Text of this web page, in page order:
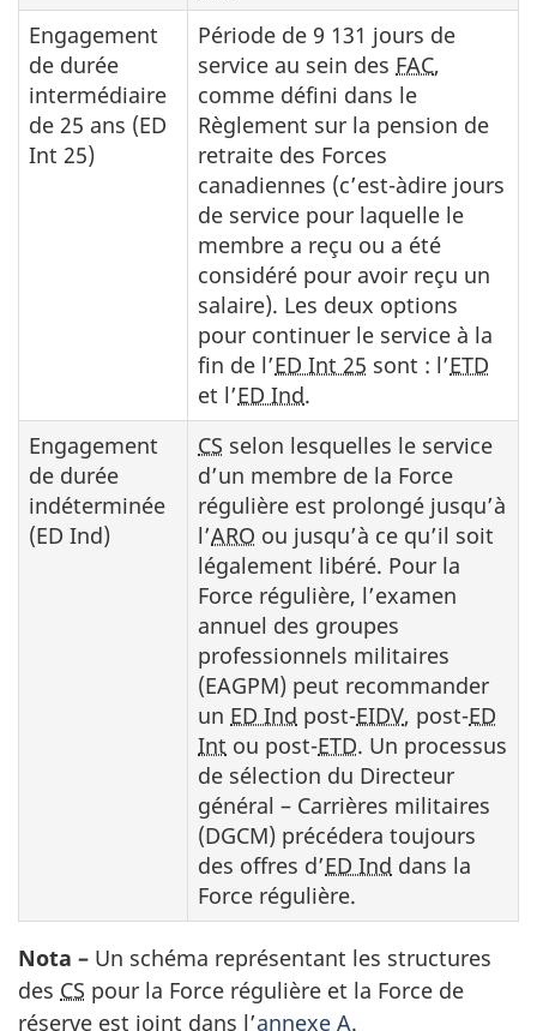
Engagement
de durée
intermédiaire
de 25 ans (ED
Int 25)
Période de 9 131 jours de
service au sein des FAC,
comme défini dans le
Règlement sur la pension de
retraite des Forces
canadiennes (c’est-àdire jours
de service pour laquelle le
membre a reçu ou a été
considéré pour avoir reçu un
salaire). Les deux options
pour continuer le service à la
fin de l’ED Int 25 sont : l’ETD
et l’ED Ind.
Engagement
de durée
indéterminée
(ED Ind)
CS selon lesquelles le service
d’un membre de la Force
régulière est prolongé jusqu’à
l’ARO ou jusqu’à ce qu’il soit
légalement libéré. Pour la
Force régulière, l’examen
annuel des groupes
professionnels militaires
(EAGPM) peut recommander
un ED Ind post-EIDV, post-ED
Int ou post-ETD. Un processus
de sélection du Directeur
général – Carrières militaires
(DGCM) précédera toujours
des offres d’ED Ind dans la
Force régulière.
Nota – Un schéma représentant les structures
des CS pour la Force régulière et la Force de
réserve est joint dans l’annexe A.